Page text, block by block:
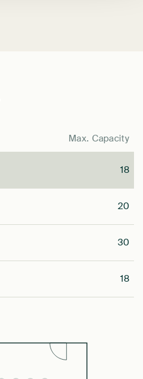
Max. Capacity
18
20
30
18